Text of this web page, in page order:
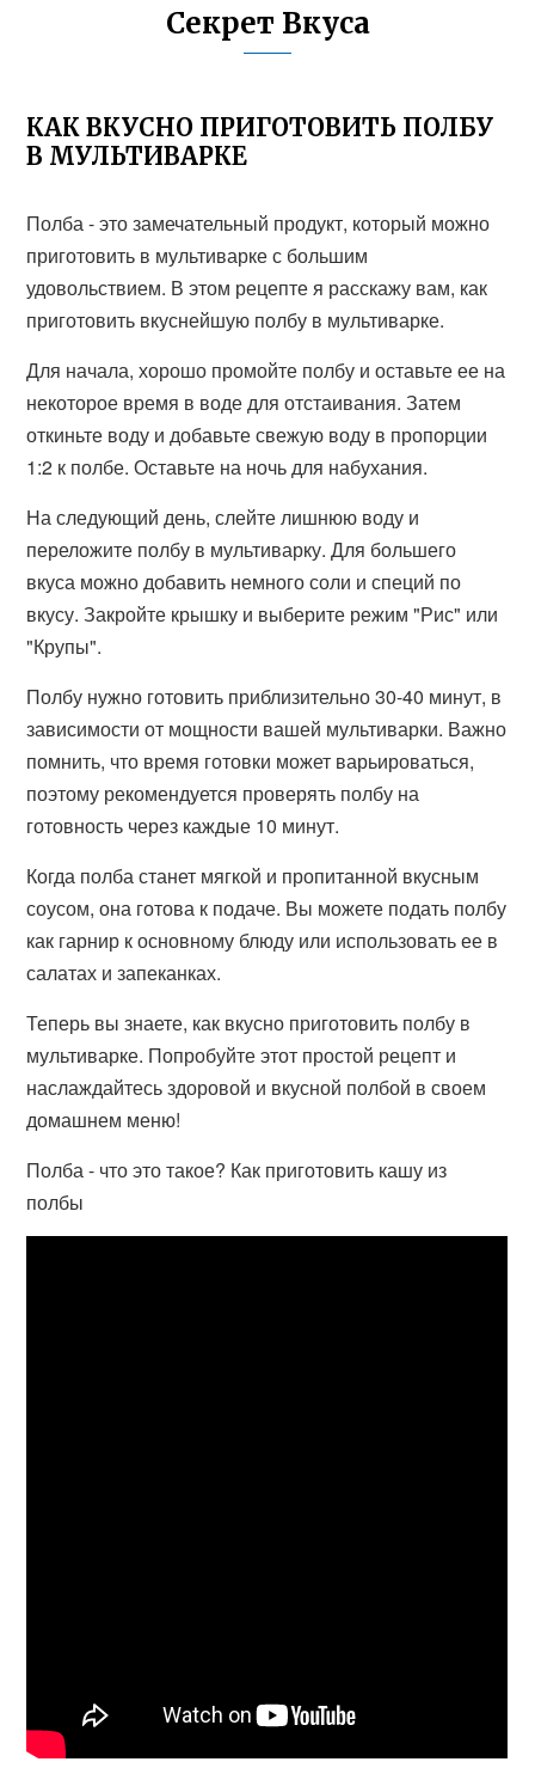
Секрет Вкуса
КАК ВКУСНО ПРИГОТОВИТЬ ПОЛБУ
В МУЛЬТИВАРКЕ
Полба - это замечательный продукт, который можно
приготовить в мультиварке с большим
удовольствием. В этом рецепте я расскажу вам, как
приготовить вкуснейшую полбу в мультиварке.
Для начала, хорошо промойте полбу и оставьте ее на
некоторое время в воде для отстаивания. Затем
откиньте воду и добавьте свежую воду в пропорции
1:2 к полбе. Оставьте на ночь для набухания.
На следующий день, слейте лишнюю воду и
переложите полбу в мультиварку. Для большего
вкуса можно добавить немного соли и специй по
вкусу. Закройте крышку и выберите режим "Рис" или
"Крупы".
Полбу нужно готовить приблизительно 30-40 минут, в
зависимости от мощности вашей мультиварки. Важно
помнить, что время готовки может варьироваться,
поэтому рекомендуется проверять полбу на
готовность через каждые 10 минут.
Когда полба станет мягкой и пропитанной вкусным
соусом, она готова к подаче. Вы можете подать полбу
как гарнир к основному блюду или использовать ее в
салатах и запеканках.
Теперь вы знаете, как вкусно приготовить полбу в
мультиварке. Попробуйте этот простой рецепт и
наслаждайтесь здоровой и вкусной полбой в своем
домашнем меню!
Полба - что это такое? Как приготовить кашу из
полбы